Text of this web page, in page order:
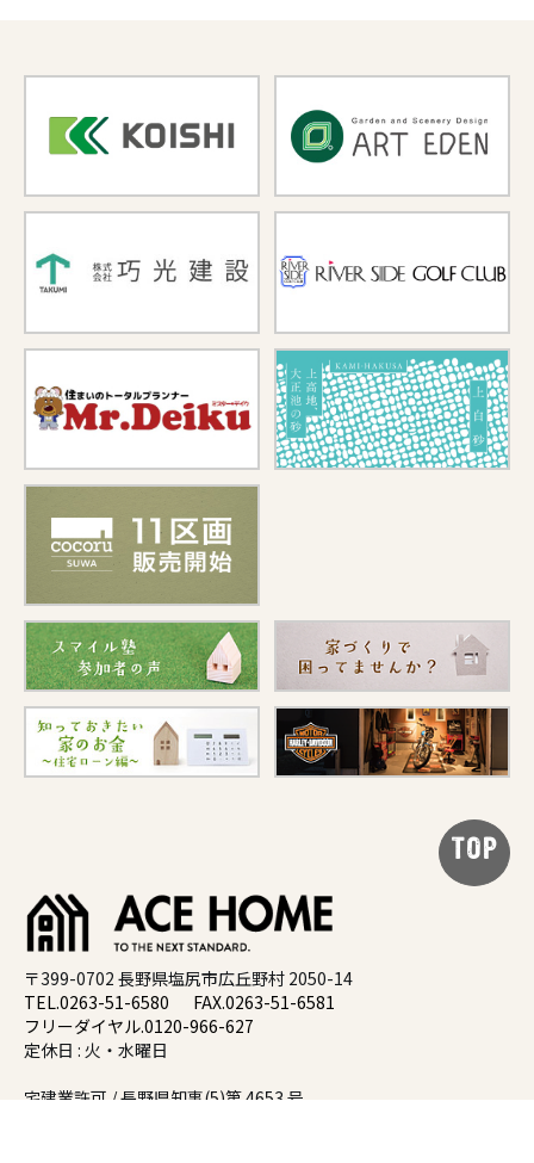
〒399-0702 長野県塩尻市広丘野村 2050-14
TEL.0263-51-6580
FAX.0263-51-6581
フリーダイヤル.0120-966-627
定休日 : 火・水曜日
宅建業許可 / 長野県知事(5)第 4653 号
TOP